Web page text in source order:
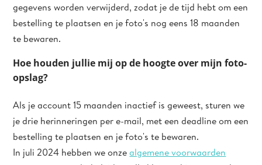
gegevens worden verwijderd, zodat je de tijd hebt om een
bestelling te plaatsen en je foto's nog eens 18 maanden
te bewaren.
Hoe houden jullie mij op de hoogte over mijn foto-
opslag?
Als je account 15 maanden inactief is geweest, sturen we
je drie herinneringen per e-mail, met een deadline om een
bestelling te plaatsen en je foto's te bewaren.
In juli 2024 hebben we onzealgemene voorwaarden